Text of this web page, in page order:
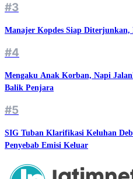
#3
Manajer Kopdes Siap Diterjunkan,
#4
Mengaku Anak Korban, Napi
Balik Penjara
#5
SIG Tuban Klarifikasi Keluhan
Penyebab Emisi Keluar